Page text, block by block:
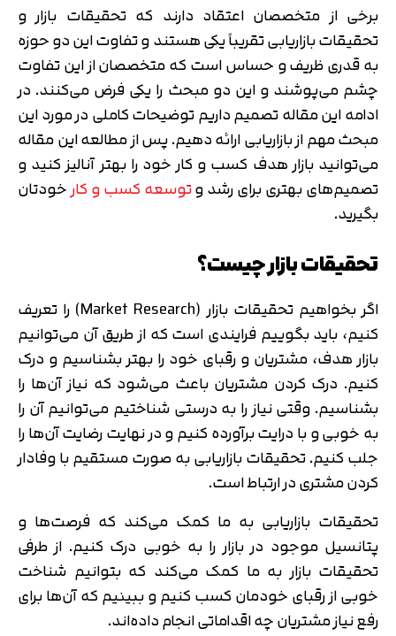
برخی از متخصصان اعتقاد دارند که تحقیقات بازار و
تحقیقات بازاریابی تقریباً یکی هستند و تفاوت این دو حوزه
به قدری ظریف و حساس است که متخصصان از این تفاوت
چشم می‌پوشند و این دو مبحث را یکی فرض می‌کنند. در
ادامه این مقاله تصمیم داریم توضیحات کاملی در مورد این
مبحث مهم از بازاریابی ارائه دهیم. پس از مطالعه این مقاله
می‌توانید بازار هدف کسب و کار خود را بهتر آنالیز کنید و
تصمیم‌های بهتری برای رشد وتوسعه کسب و کارخودتان
بگیرید.
تحقیقات بازار چیست؟
اگر بخواهیم تحقیقات بازار (Market Research) را تعریف
کنیم، باید بگوییم فرایندی است که از طریق آن می‌توانیم
بازار هدف، مشتریان و رقبای خود را بهتر بشناسیم و درک
کنیم. درک کردن مشتریان باعث می‌شود که نیاز آن‌ها را
بشناسیم. وقتی نیاز را به درستی شناختیم می‌توانیم آن را
به خوبی و با درایت برآورده کنیم و در نهایت رضایت آن‌ها را
جلب کنیم. تحقیقات بازاریابی به صورت مستقیم با وفادار
کردن مشتری در ارتباط است.
تحقیقات بازاریابی به ما کمک می‌کند که فرصت‌ها و
پتانسیل موجود در بازار را به خوبی درک کنیم. از طرفی
تحقیقات بازار به ما کمک می‌کند که بتوانیم شناخت
خوبی از رقبای خودمان کسب کنیم و ببینیم که آن‌ها برای
رفع نیاز مشتریان چه اقداماتی انجام داده‌اند.